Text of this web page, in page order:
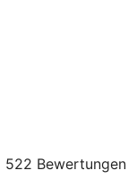
522 Bewertungen